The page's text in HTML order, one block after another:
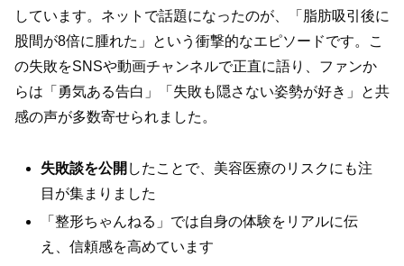
しています。ネットで話題になったのが、「脂肪吸引後に
股間が8倍に腫れた」という衝撃的なエピソードです。こ
の失敗をSNSや動画チャンネルで正直に語り、ファンか
らは「勇気ある告白」「失敗も隠さない姿勢が好き」と共
感の声が多数寄せられました。
失敗談を公開 したことで、美容医療のリスクにも注
目が集まりました
「整形ちゃんねる」では自身の体験をリアルに伝
え、信頼感を高めています